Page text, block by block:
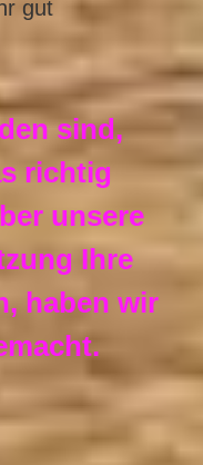
gut
sind,
richtig
unsere
Ihre
haben wir